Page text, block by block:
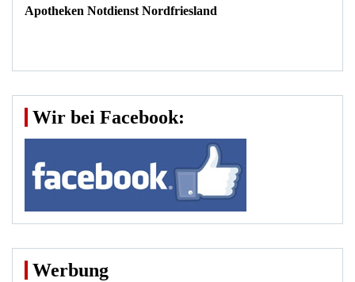
Apotheken Notdienst Nordfriesland
Wir bei Facebook:
Werbung